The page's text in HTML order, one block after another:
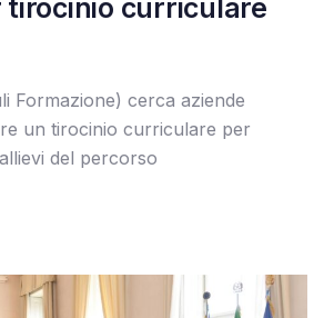
tirocinio curriculare
Formazione) cerca aziende
un tirocinio curriculare per
del percorso